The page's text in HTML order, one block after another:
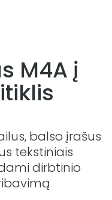
M4A į
balso įrašus
tekstiniais
dirbtinio